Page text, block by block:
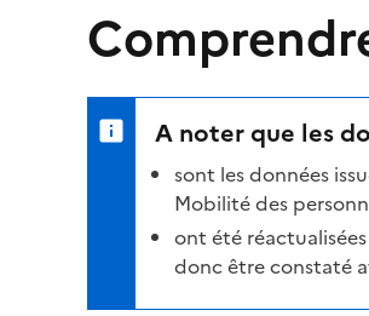
A noter que les
sont les données
Mobilité des
ont été
donc être constaté